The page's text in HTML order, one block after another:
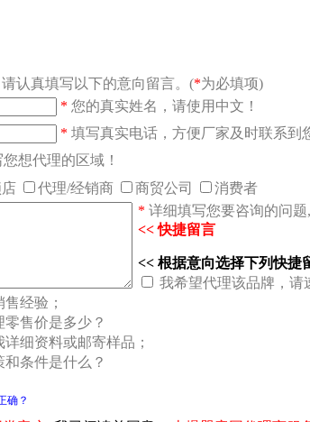
认真填写以下的意向留言。(*为必填项)
* 您的真实姓名，请使用中文！
* 填写真实电话，方便厂家及时联系到
想代理的区域！
代理/经销商 商贸公司 消费者
* 详细填写您要咨询的问
<< 快捷留言
<< 根据意向选择下列快捷
我希望代理该品牌，请
经验；
零售价是多少？
详细资料或邮寄样品；
和条件是什么？
确？